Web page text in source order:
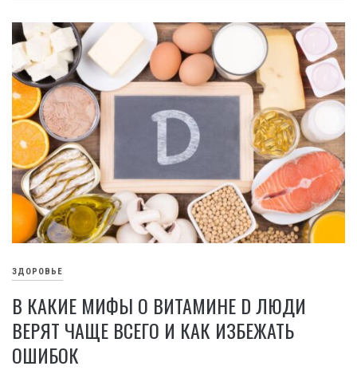
ЗДОРОВЬЕ
В КАКИЕ МИФЫ О ВИТАМИНЕ D ЛЮДИ
ВЕРЯТ ЧАЩЕ ВСЕГО И КАК ИЗБЕЖАТЬ
ОШИБОК